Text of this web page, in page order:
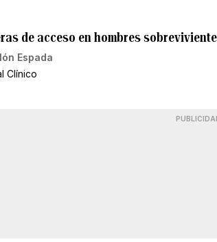
de acceso en hombres
Espada
Clínico